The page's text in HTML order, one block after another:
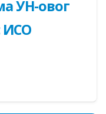
УН-oвoг
ИСO